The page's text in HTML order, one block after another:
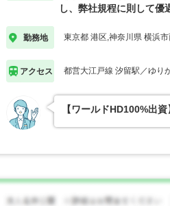
し、弊社規程に則して優
勤務地 東京都 港区,神奈川県 横浜
アクセス 都営大江戸線 汐留駅／ゆり
【ワールドHD100%出